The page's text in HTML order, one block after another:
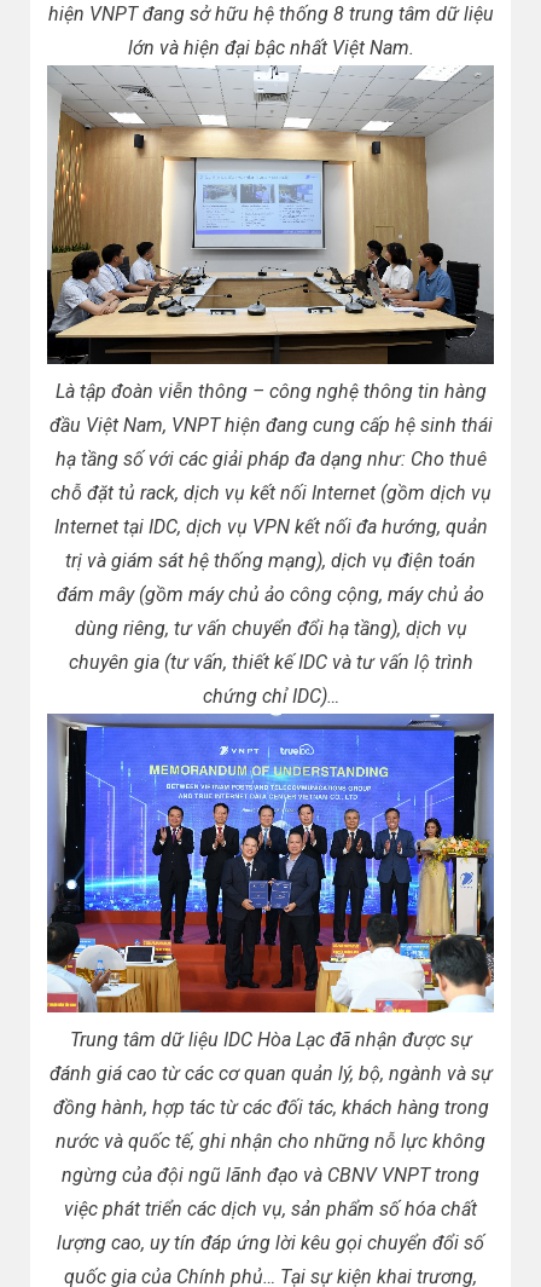
hiện VNPT đang sở hữu hệ thống 8 trung tâm dữ liệu
lớn và hiện đại bậc nhất Việt Nam.
Là tập đoàn viễn thông – công nghệ thông tin hàng
đầu Việt Nam, VNPT hiện đang cung cấp hệ sinh thái
hạ tầng số với các giải pháp đa dạng như: Cho thuê
chỗ đặt tủ rack, dịch vụ kết nối Internet (gồm dịch vụ
Internet tại IDC, dịch vụ VPN kết nối đa hướng, quản
trị và giám sát hệ thống mạng), dịch vụ điện toán
đám mây (gồm máy chủ ảo công cộng, máy chủ ảo
dùng riêng, tư vấn chuyển đổi hạ tầng), dịch vụ
chuyên gia (tư vấn, thiết kế IDC và tư vấn lộ trình
chứng chỉ IDC)…
Trung tâm dữ liệu IDC Hòa Lạc đã nhận được sự
đánh giá cao từ các cơ quan quản lý, bộ, ngành và sự
đồng hành, hợp tác từ các đối tác, khách hàng trong
nước và quốc tế, ghi nhận cho những nỗ lực không
ngừng của đội ngũ lãnh đạo và CBNV VNPT trong
việc phát triển các dịch vụ, sản phẩm số hóa chất
lượng cao, uy tín đáp ứng lời kêu gọi chuyển đổi số
quốc gia của Chính phủ… Tại sự kiện khai trương,